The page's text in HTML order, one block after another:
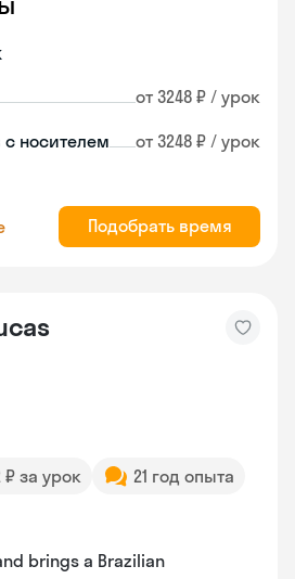
от 3248 ₽ / урок
носителем от 3248 ₽ / урок
Подобрать время
₽ за урок
21 год опыта
brings a Brazilian